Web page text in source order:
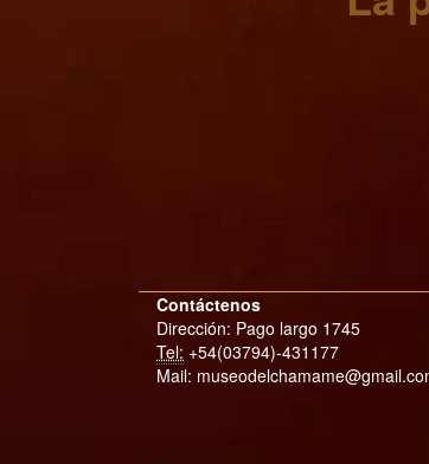
Contáctenos
Dirección: Pago largo 1745
Tel: +54(03794)-431177
Mail: